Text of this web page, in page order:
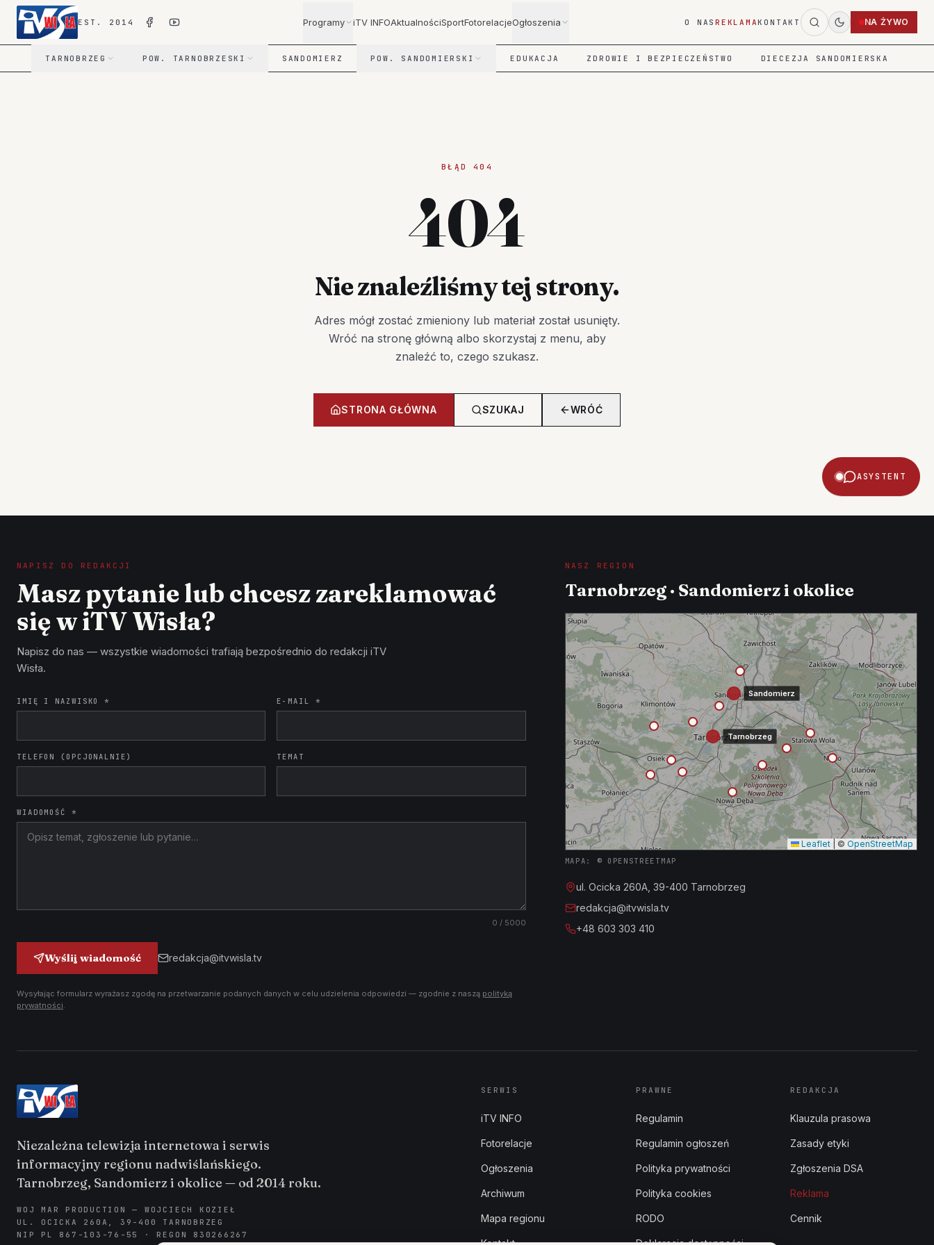
ASYSTENT
EST. 2014 Programy iTV INFOAktualnościSportFotorelacjeOgłoszenia O NASREKLAMAKONTAKT NA ŻYWO
TARNOBRZEG POW. TARNOBRZESKI SANDOMIERZ POW. SANDOMIERSKI EDUKACJA ZDROWIE I BEZPIECZEŃSTWO DIECEZJA SANDOMIERSKA
BŁĄD 404
404
Nie znaleźliśmy tej strony.
Adres mógł zostać zmieniony lub materiał został usunięty.
Wróć na stronę główną albo skorzystaj z menu, aby
znaleźć to, czego szukasz.
STRONA GŁÓWNA SZUKAJ WRÓĆ
NAPISZ DO REDAKCJI
Masz pytanie lub chcesz zareklamować
się w iTV Wisła?
Napisz do nas — wszystkie wiadomości trafiają bezpośrednio do redakcji iTV
Wisła.
IMIĘ I NAZWISKO * E-MAIL *
TELEFON (OPCJONALNIE) TEMAT
WIADOMOŚĆ *
0 / 5000
Wyślij wiadomość redakcja@itvwisla.tv
Wysyłając formularz wyrażasz zgodę na przetwarzanie podanych danych w celu udzielenia odpowiedzi — zgodnie z naszą polityką
prywatności.
NASZ REGION
Tarnobrzeg · Sandomierz i okolice
Tarnobrzeg
Sandomierz
Leaflet © OpenStreetMap
MAPA: © OPENSTREETMAP
ul. Ocicka 260A, 39-400 Tarnobrzeg
redakcja@itvwisla.tv
+48 603 303 410
Niezależna telewizja internetowa i serwis
informacyjny regionu nadwiślańskiego.
Tarnobrzeg, Sandomierz i okolice — od 2014 roku.
WOJ MAR PRODUCTION — WOJCIECH KOZIEŁ
UL. OCICKA 260A, 39-400 TARNOBRZEG
NIP PL 867-103-76-55 · REGON 830266267
SERWIS
iTV INFO
Fotorelacje
Ogłoszenia
Archiwum
Mapa regionu
PRAWNE
Regulamin
Regulamin ogłoszeń
Polityka prywatności
Polityka cookies
RODO
REDAKCJA
Klauzula prasowa
Zasady etyki
Zgłoszenia DSA
Reklama
Cennik